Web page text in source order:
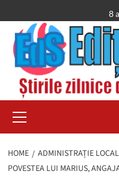
to
content
8
Menu
HOME ADMINISTRAȚIE
POVESTEA LUI MARIUS,